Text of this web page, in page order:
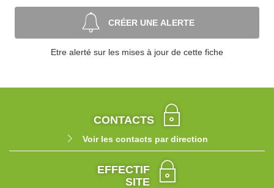
CRÉER UNE ALERTE
Etre alerté sur les mises à jour de cette fiche
CONTACTS
Voir les contacts par direction
EFFECTIF
SITE